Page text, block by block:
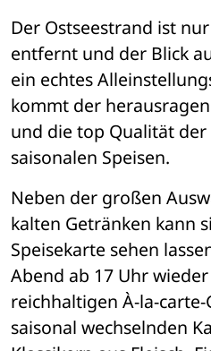
Der Ostseestrand ist
entfernt und der Blick
ein echtes
kommt der
und die top Qualität
saisonalen Speisen.
Neben der großen
kalten Getränken kann
Speisekarte sehen
Abend ab 17 Uhr
reichhaltigen À-la-
saisonal wechselnden